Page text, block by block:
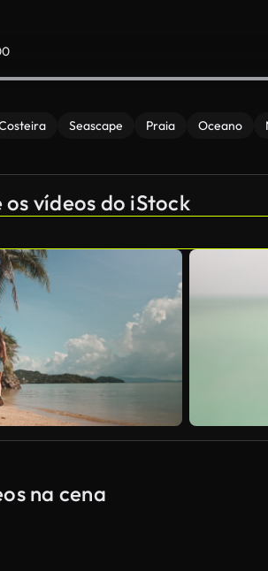
Seascape Praia Oceano
os vídeos do iStock
na cena